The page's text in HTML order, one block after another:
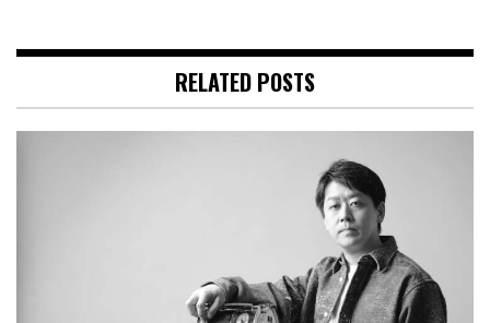
RELATED POSTS